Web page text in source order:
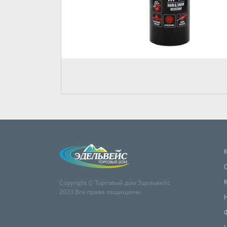
Copyright © Торговый дом Эдельвейс
2023 Все права защищены